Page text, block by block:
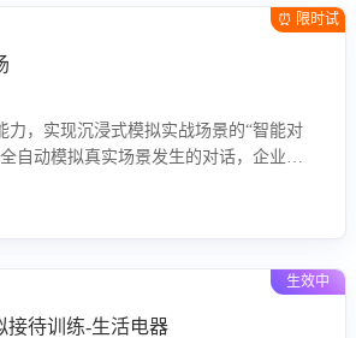
⏰ 限时试
力，实现沉浸式模拟实战场景的“智能对
自动模拟真实场景发生的对话，企业可
生效中
接待训练-生活电器